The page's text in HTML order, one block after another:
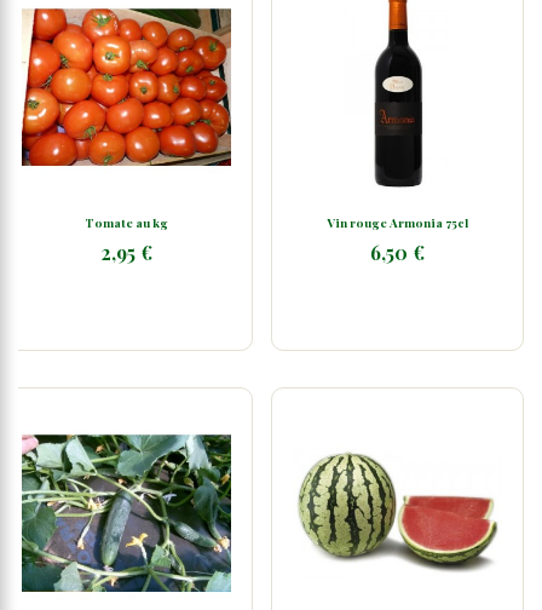
Tomate au kg
2,95 €
Vin rouge Armonia 75cl
6,50 €